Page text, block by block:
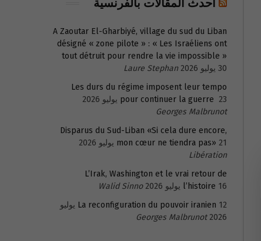
أحدث المقالات بالفرنسية
A Zaoutar El-Gharbiyé, village du sud du Liban
désigné « zone pilote » : « Les Israéliens ont
tout détruit pour rendre la vie impossible »
30 يوليو 2026
Laure Stephan
Les durs du régime imposent leur tempo
pour continuer la guerre 23 يوليو 2026
Georges Malbrunot
Disparus du Sud-Liban «Si cela dure encore,
mon cœur ne tiendra pas» 21 يوليو 2026
Libération
L’Irak, Washington et le vrai retour de
l’histoire 16 يوليو 2026
Walid Sinno
La reconfiguration du pouvoir iranien 12 يوليو
2026
Georges Malbrunot